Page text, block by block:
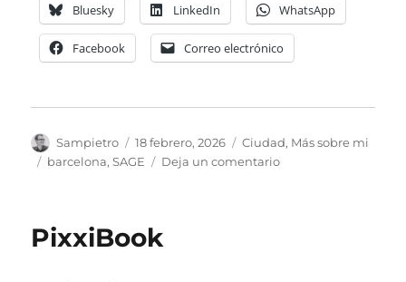
Bluesky LinkedIn WhatsApp
Facebook Correo electrónico
Autor
Sampietro
Publicado
el
18 febrero, 2026 Categorías
Ciudad, Más sobre mi
Etiquetas
barcelona,SAGE Deja un comentarioen
PixxiBook